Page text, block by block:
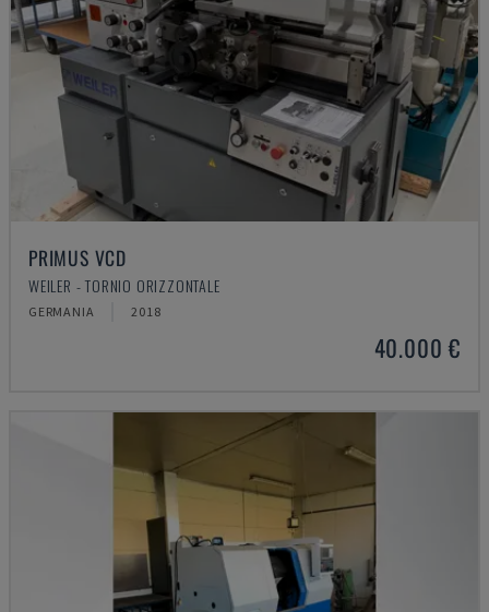
PRIMUS VCD
WEILER - TORNIO ORIZZONTALE
GERMANIA 2018
40.000 €